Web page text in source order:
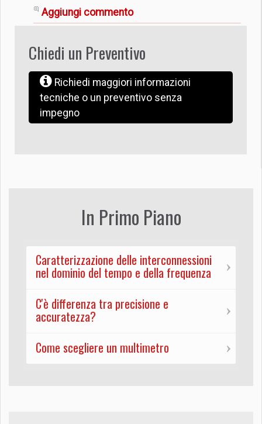
Aggiungi commento
Chiedi un Preventivo
Richiedi maggiori informazioni
tecniche o un preventivo senza
impegno
In Primo Piano
Caratterizzazione delle interconnessioni
nel dominio del tempo e della frequenza
C'è differenza tra precisione e
accuratezza?
Come scegliere un multimetro